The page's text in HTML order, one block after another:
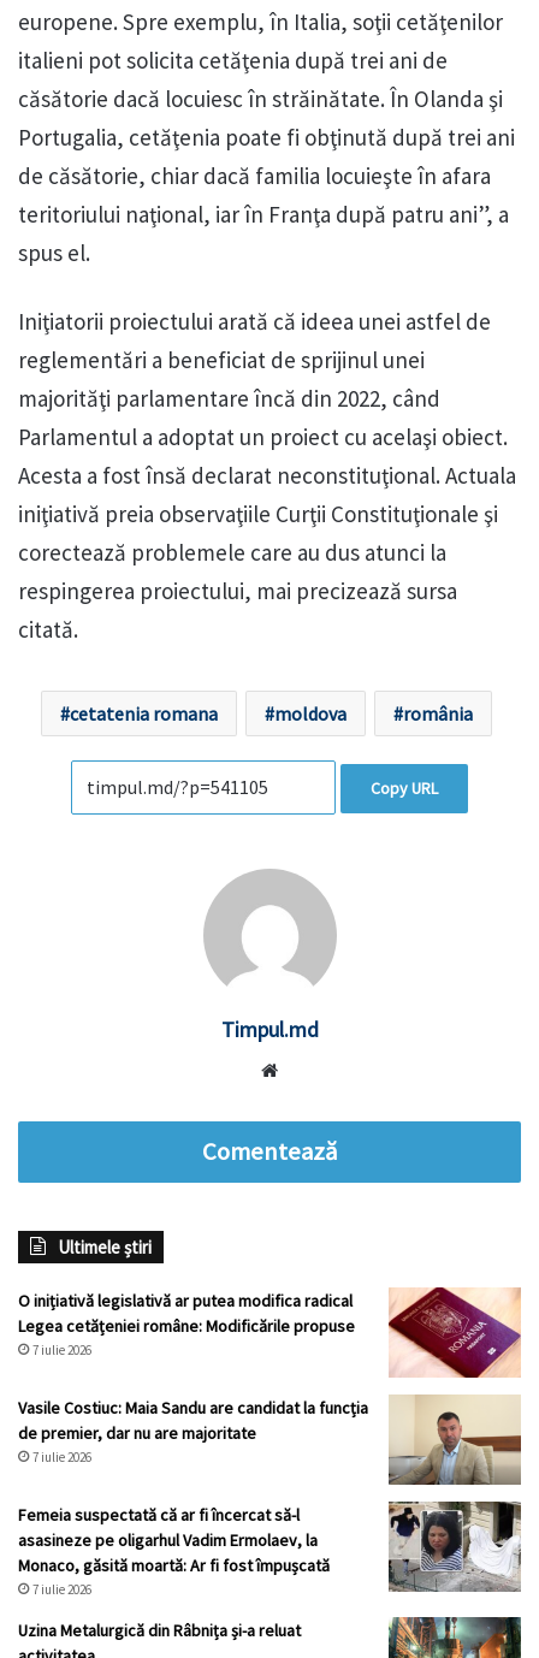
europene. Spre exemplu, în Italia, soţii cetăţenilor
italieni pot solicita cetăţenia după trei ani de
căsătorie dacă locuiesc în străinătate. În Olanda şi
Portugalia, cetăţenia poate fi obţinută după trei ani
de căsătorie, chiar dacă familia locuieşte în afara
teritoriului naţional, iar în Franţa după patru ani”, a
spus el.
Iniţiatorii proiectului arată că ideea unei astfel de
reglementări a beneficiat de sprijinul unei
majorităţi parlamentare încă din 2022, când
Parlamentul a adoptat un proiect cu acelaşi obiect.
Acesta a fost însă declarat neconstituţional. Actuala
iniţiativă preia observaţiile Curţii Constituţionale şi
corectează problemele care au dus atunci la
respingerea proiectului, mai precizează sursa
citată.
cetatenia romana moldova românia
Copy URL
Timpul.md
Comentează
Ultimele știri
O inițiativă legislativă ar putea modifica radical
Legea cetățeniei române: Modificările propuse
7 iulie 2026
Vasile Costiuc: Maia Sandu are candidat la funcția
de premier, dar nu are majoritate
7 iulie 2026
Femeia suspectată că ar fi încercat să-l
asasineze pe oligarhul Vadim Ermolaev, la
Monaco, găsită moartă: Ar fi fost împușcată
7 iulie 2026
Uzina Metalurgică din Râbnița și-a reluat